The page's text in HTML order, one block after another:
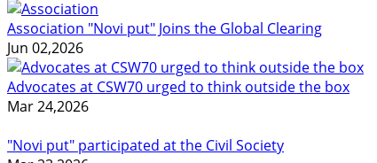
Association "Novi put" Joins the Global Clearing
Jun 02,2026
Advocates at CSW70 urged to think outside the box
Mar 24,2026
"Novi put" participated at the Civil Society